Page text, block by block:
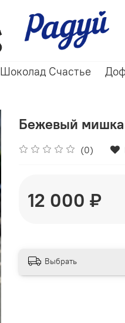
Шоколад Счастье
Бежевый мишка
(0)
12 000 ₽
Выбрать